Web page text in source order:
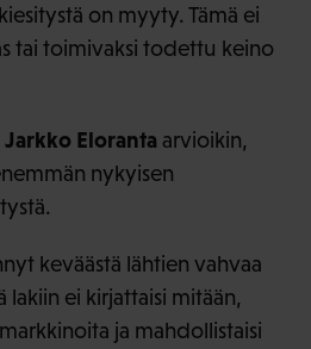
on myyty. Tämä ei
tai toimivaksi todettu keino
Jarkko Eloranta arvioikin,
nykyisen
keväästä lähtien vahvaa
ei kirjattaisi mitään,
ja mahdollistaisi